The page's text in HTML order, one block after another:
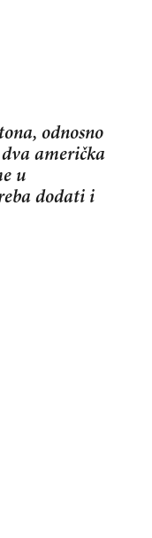
odnosno
američka
u
dodati i